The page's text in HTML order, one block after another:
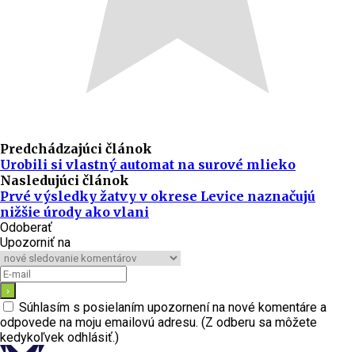
Predchádzajúci článok
Urobili si vlastný automat na surové mlieko
Nasledujúci článok
Prvé výsledky žatvy v okrese Levice naznačujú
nižšie úrody ako vlani
Odoberať
Upozorniť na
Súhlasím s posielaním upozornení na nové komentáre a
odpovede na moju emailovú adresu. (Z odberu sa môžete
kedykoľvek odhlásiť.)